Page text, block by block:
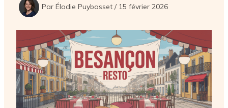
Par Élodie Puybasset / 15 février 2026